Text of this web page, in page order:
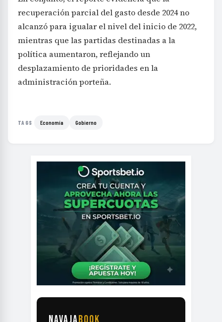
recuperación parcial del gasto desde 2024 no
alcanzó para igualar el nivel del inicio de 2022,
mientras que las partidas destinadas a la
política aumentaron, reflejando un
desplazamiento de prioridades en la
administración porteña.
TAGS Economía Gobierno